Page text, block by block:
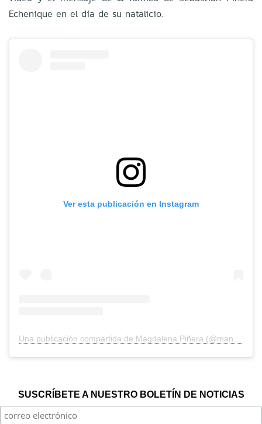
Echenique en el día de su natalicio.
Ver esta publicación en Instagram
SUSCRÍBETE A NUESTRO BOLETÍN DE NOTICIAS